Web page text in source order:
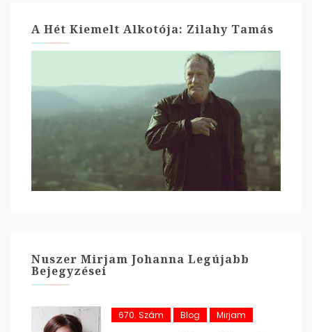
A Hét Kiemelt Alkotója: Zilahy Tamás
Nuszer Mirjam Johanna Legújabb
Bejegyzései
670. Szám Blog Mirjam